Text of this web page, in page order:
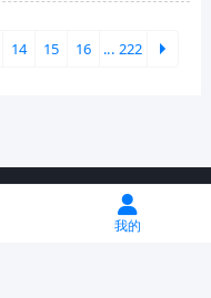
14 15 16 ... 222
我的
粤ICP备13001817号-1